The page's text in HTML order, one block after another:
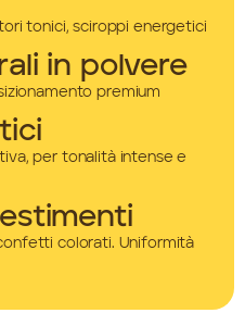
tonici, sciroppi energetici
in polvere
premium
per tonalità intense e
colorati. Uniformità